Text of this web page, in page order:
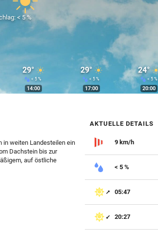
< 5 %
29°
< 5 %
14:00
29°
< 5 %
17:00
24°
< 5 %
20:00
in weiten Landesteilen ein
Dachstein bis zur
auf östliche
AKTUELLE DETAILS
9 km/h
< 5 %
05:47
20:27